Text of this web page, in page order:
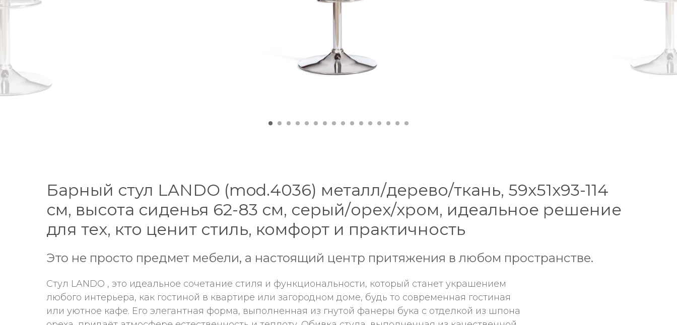
Барный стул LANDO (mod.4036) металл/дерево/ткань, 59х51х93-114
см, высота сиденья 62-83 см, серый/орех/хром, идеальное решение
для тех, кто ценит стиль, комфорт и практичность
Это не просто предмет мебели, а настоящий центр притяжения в любом пространстве.
Стул LANDO , это идеальное сочетание стиля и функциональности, который станет украшением
любого интерьера, как гостиной в квартире или загородном доме, будь то современная гостиная
или уютное кафе. Его элегантная форма, выполненная из гнутой фанеры бука с отделкой из шпона